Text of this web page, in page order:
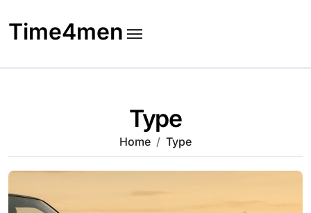
to
content
Time4men
Type
Home Type